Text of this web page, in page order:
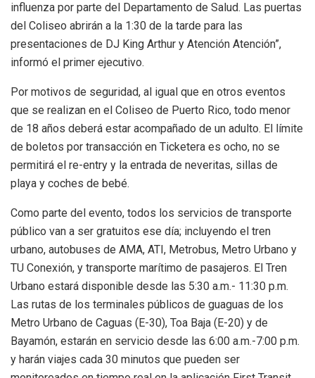
influenza por parte del Departamento de Salud. Las puertas
del Coliseo abrirán a la 1:30 de la tarde para las
presentaciones de DJ King Arthur y Atención Atención”,
informó el primer ejecutivo.
Por motivos de seguridad, al igual que en otros eventos
que se realizan en el Coliseo de Puerto Rico, todo menor
de 18 años deberá estar acompañado de un adulto. El límite
de boletos por transacción en Ticketera es ocho, no se
permitirá el re-entry y la entrada de neveritas, sillas de
playa y coches de bebé.
Como parte del evento, todos los servicios de transporte
público van a ser gratuitos ese día; incluyendo el tren
urbano, autobuses de AMA, ATI, Metrobus, Metro Urbano y
TU Conexión, y transporte marítimo de pasajeros. El Tren
Urbano estará disponible desde las 5:30 a.m.- 11:30 p.m.
Las rutas de los terminales públicos de guaguas de los
Metro Urbano de Caguas (E-30), Toa Baja (E-20) y de
Bayamón, estarán en servicio desde las 6:00 a.m.-7:00 p.m.
y harán viajes cada 30 minutos que pueden ser